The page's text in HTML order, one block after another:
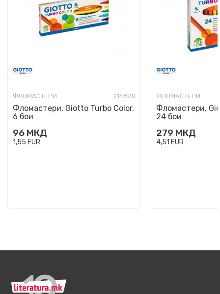
ФЛОМАСТЕРИ 214820
Фломастери, Giotto Turbo Color,
6 бои
96 МКД
1,55 EUR
ФЛОМАСТЕРИ
Фломастери,
24 бои
279 МКД
4,51 EUR